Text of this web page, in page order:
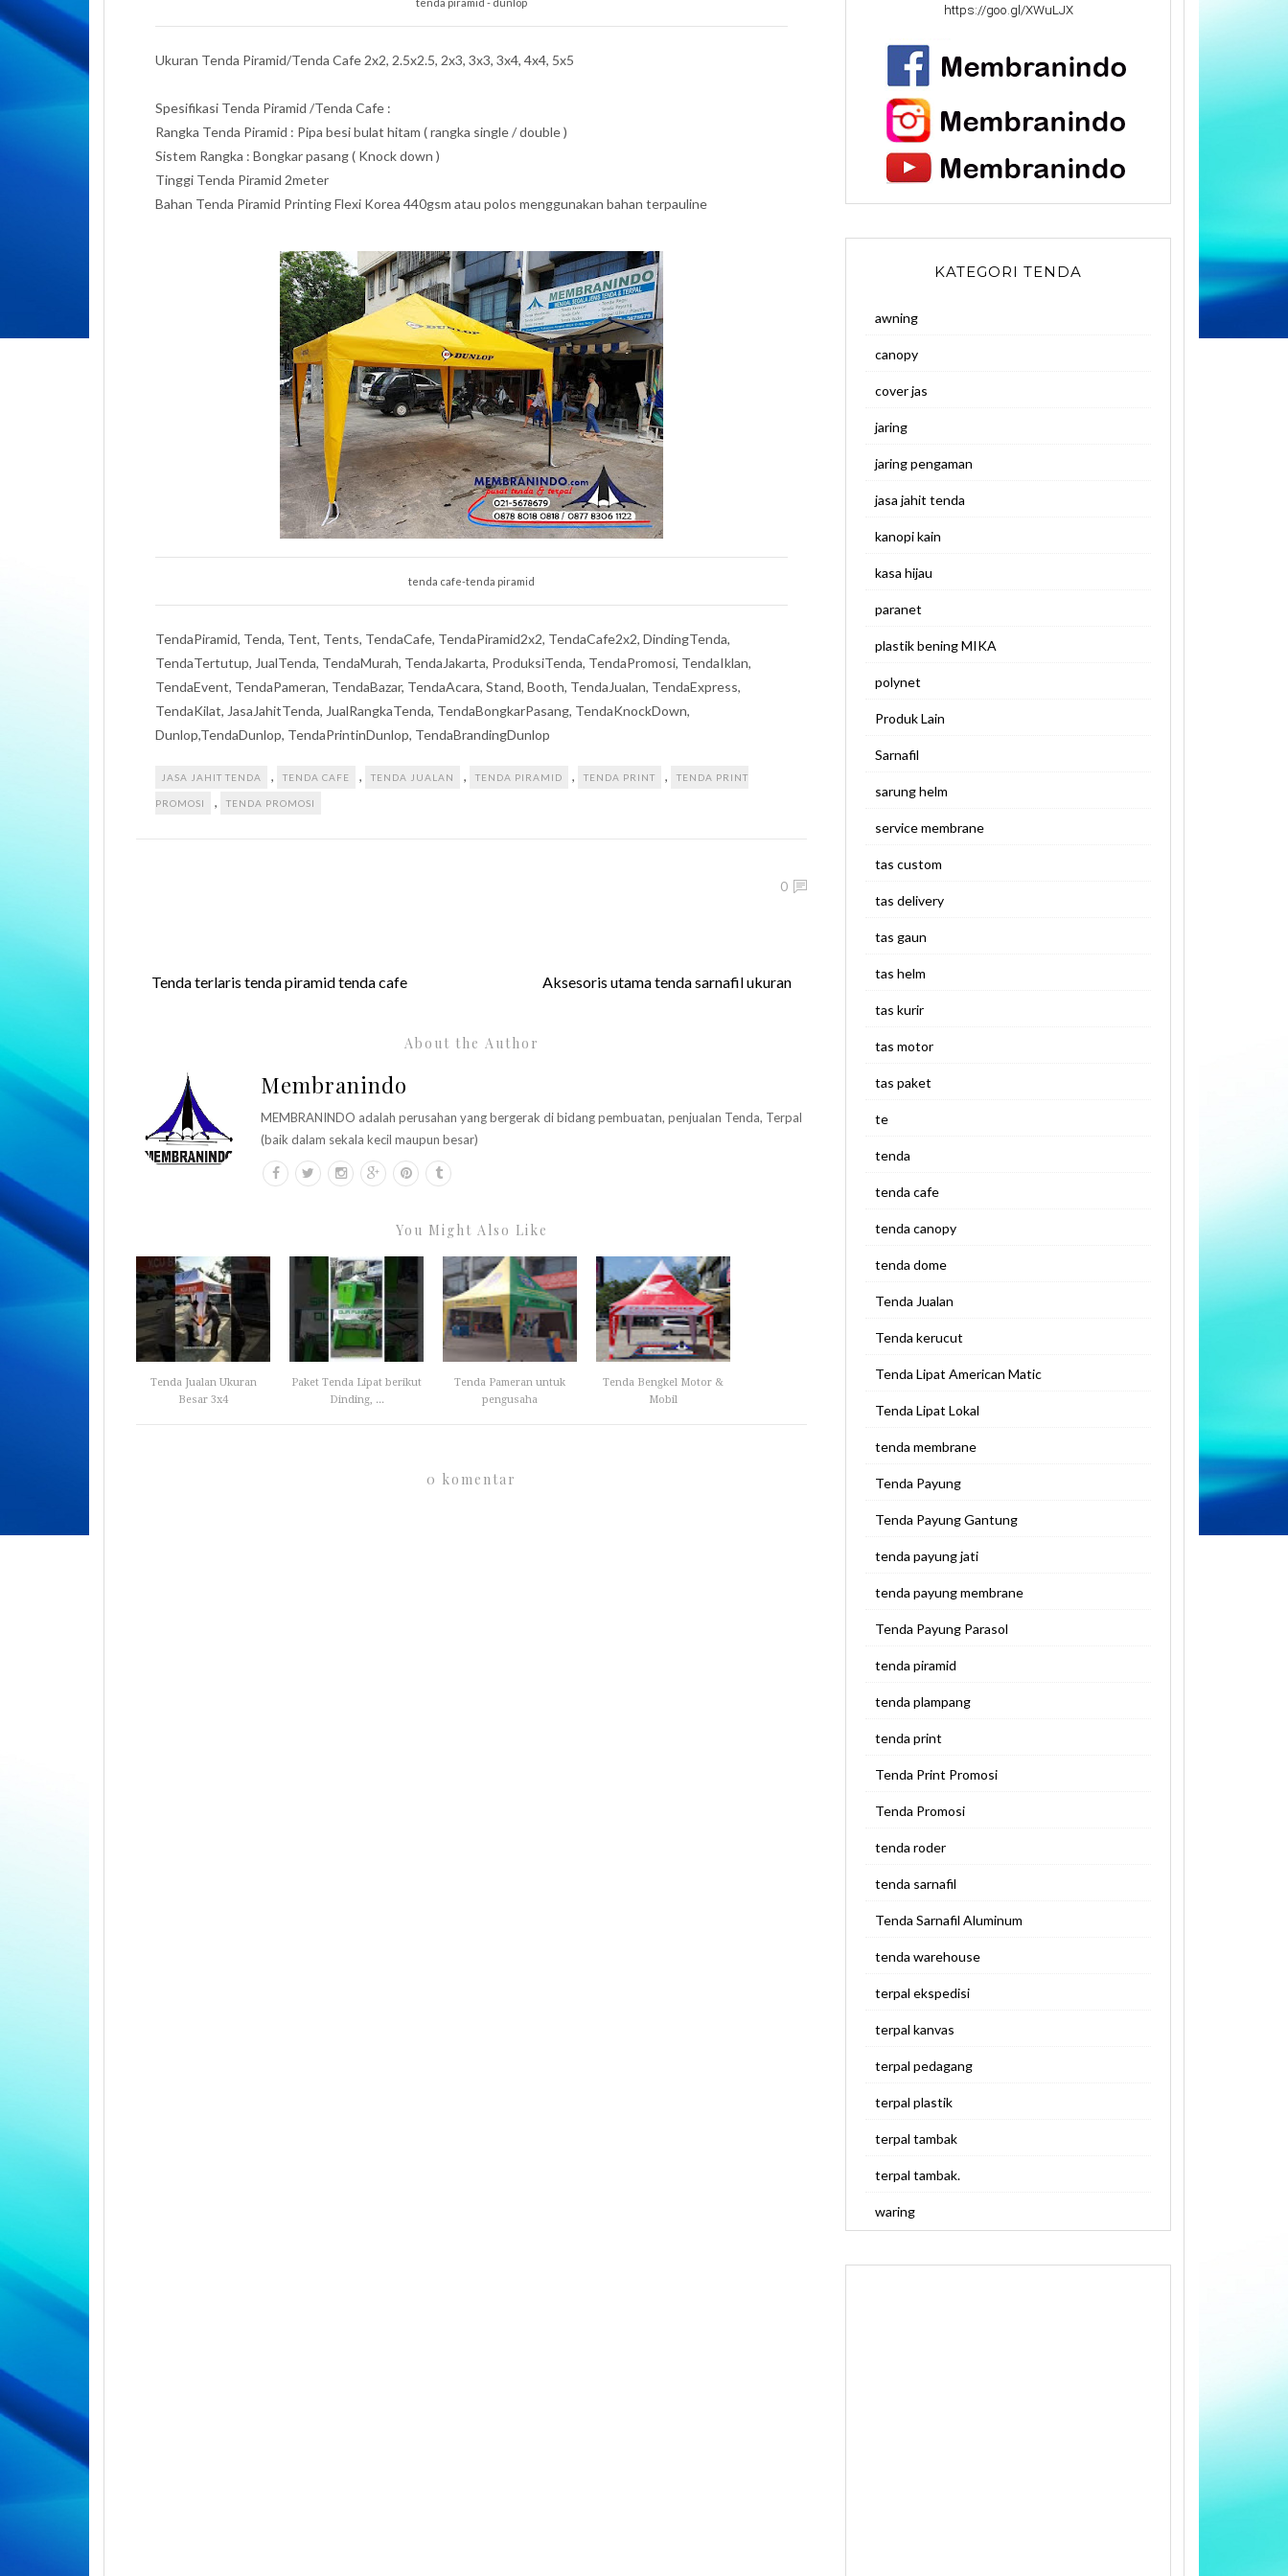
Ukuran Tenda Piramid/Tenda Cafe 2x2, 2.5x2.5, 2x3, 3x3, 3x4, 4x4, 5x5
Spesifikasi Tenda Piramid /Tenda Cafe :
Rangka Tenda Piramid : Pipa besi bulat hitam ( rangka single / double )
Sistem Rangka : Bongkar pasang ( Knock down )
Tinggi Tenda Piramid 2meter
Bahan Tenda Piramid Printing Flexi Korea 440gsm atau polos menggunakan bahan terpauline
tenda cafe-tenda piramid
TendaPiramid, Tenda, Tent, Tents, TendaCafe, TendaPiramid2x2, TendaCafe2x2, DindingTenda,
TendaTertutup, JualTenda, TendaMurah, TendaJakarta, ProduksiTenda, TendaPromosi, TendaIklan,
TendaEvent, TendaPameran, TendaBazar, TendaAcara, Stand, Booth, TendaJualan, TendaExpress,
TendaKilat, JasaJahitTenda, JualRangkaTenda, TendaBongkarPasang, TendaKnockDown,
Dunlop,TendaDunlop, TendaPrintinDunlop, TendaBrandingDunlop
JASA JAHIT TENDA , TENDA CAFE , TENDA JUALAN , TENDA PIRAMID , TENDA PRINT , TENDA PRINT
PROMOSI , TENDA PROMOSI
0
Tenda terlaris tenda piramid tenda cafe Aksesoris utama tenda sarnafil ukuran
About the Author
Membranindo
MEMBRANINDO adalah perusahan yang bergerak di bidang pembuatan, penjualan Tenda, Terpal
(baik dalam sekala kecil maupun besar)
You Might Also Like
Tenda Jualan Ukuran
Besar 3x4
Paket Tenda Lipat berikut
Dinding, ...
Tenda Pameran untuk
pengusaha
Tenda Bengkel Motor &
Mobil
0 komentar
https://goo.gl/XWuLJX
KATEGORI TENDA
awning
canopy
cover jas
jaring
jaring pengaman
jasa jahit tenda
kanopi kain
kasa hijau
paranet
plastik bening MIKA
polynet
Produk Lain
Sarnafil
sarung helm
service membrane
tas custom
tas delivery
tas gaun
tas helm
tas kurir
tas motor
tas paket
te
tenda
tenda cafe
tenda canopy
tenda dome
Tenda Jualan
Tenda kerucut
Tenda Lipat American Matic
Tenda Lipat Lokal
tenda membrane
Tenda Payung
Tenda Payung Gantung
tenda payung jati
tenda payung membrane
Tenda Payung Parasol
tenda piramid
tenda plampang
tenda print
Tenda Print Promosi
Tenda Promosi
tenda roder
tenda sarnafil
Tenda Sarnafil Aluminum
tenda warehouse
terpal ekspedisi
terpal kanvas
terpal pedagang
terpal plastik
terpal tambak
terpal tambak.
waring